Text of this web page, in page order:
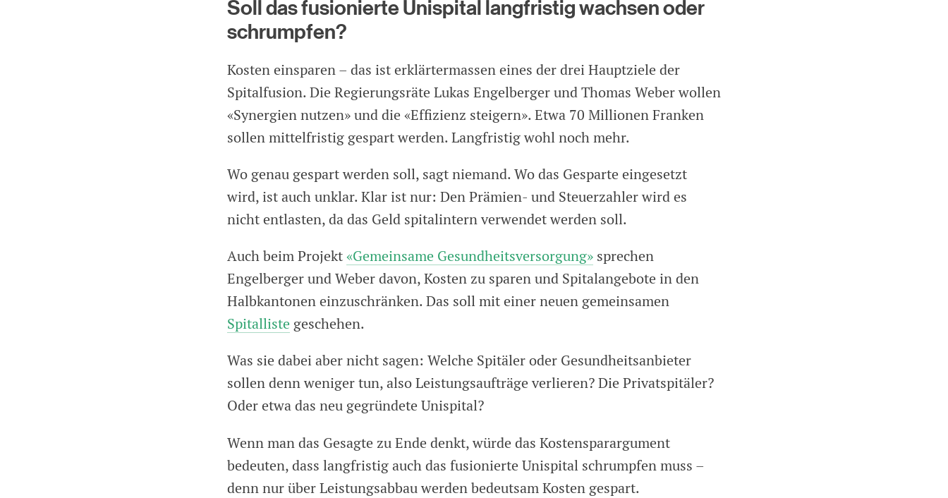
Soll das fusionierte Unispital langfristig wachsen oder
schrumpfen?
Kosten einsparen – das ist erklärtermassen eines der drei Hauptziele der
Spitalfusion. Die Regierungsräte Lukas Engelberger und Thomas Weber wollen
«Synergien nutzen» und die «Effizienz steigern». Etwa 70 Millionen Franken
sollen mittelfristig gespart werden. Langfristig wohl noch mehr.
Wo genau gespart werden soll, sagt niemand. Wo das Gesparte eingesetzt
wird, ist auch unklar. Klar ist nur: Den Prämien- und Steuerzahler wird es
nicht entlasten, da das Geld spitalintern verwendet werden soll.
Auch beim Projekt«Gemeinsame Gesundheitsversorgung» sprechen
Engelberger und Weber davon, Kosten zu sparen und Spitalangebote in den
Halbkantonen einzuschränken. Das soll mit einer neuen gemeinsamen
Spitalliste geschehen.
Was sie dabei aber nicht sagen: Welche Spitäler oder Gesundheitsanbieter
sollen denn weniger tun, also Leistungsaufträge verlieren? Die Privatspitäler?
Oder etwa das neu gegründete Unispital?
Wenn man das Gesagte zu Ende denkt, würde das Kostensparargument
bedeuten, dass langfristig auch das fusionierte Unispital schrumpfen muss –
denn nur über Leistungsabbau werden bedeutsam Kosten gespart.